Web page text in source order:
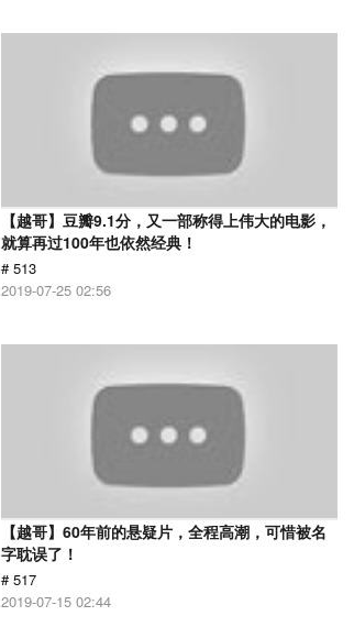
【越哥】豆瓣9.1分，又一部称得上伟大的电影，
就算再过100年也依然经典！
# 513
2019-07-25 02:56
【越哥】60年前的悬疑片，全程高潮，可惜被名
字耽误了！
# 517
2019-07-15 02:44